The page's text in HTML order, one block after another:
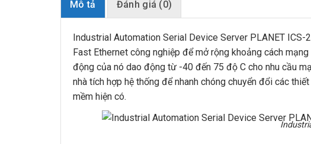
Mô tả Đánh giá (0)
Industrial Automation Serial Device Server PLANET
Fast Ethernet công nghiệp để mở rộng khoảng cách
động của nó dao động từ -40 đến 75 độ C cho nhu cầu
nhà tích hợp hệ thống để nhanh chóng chuyển đổi các
mềm hiện có.